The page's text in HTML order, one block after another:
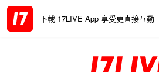
下載 17LIVE App 享受更直接互動